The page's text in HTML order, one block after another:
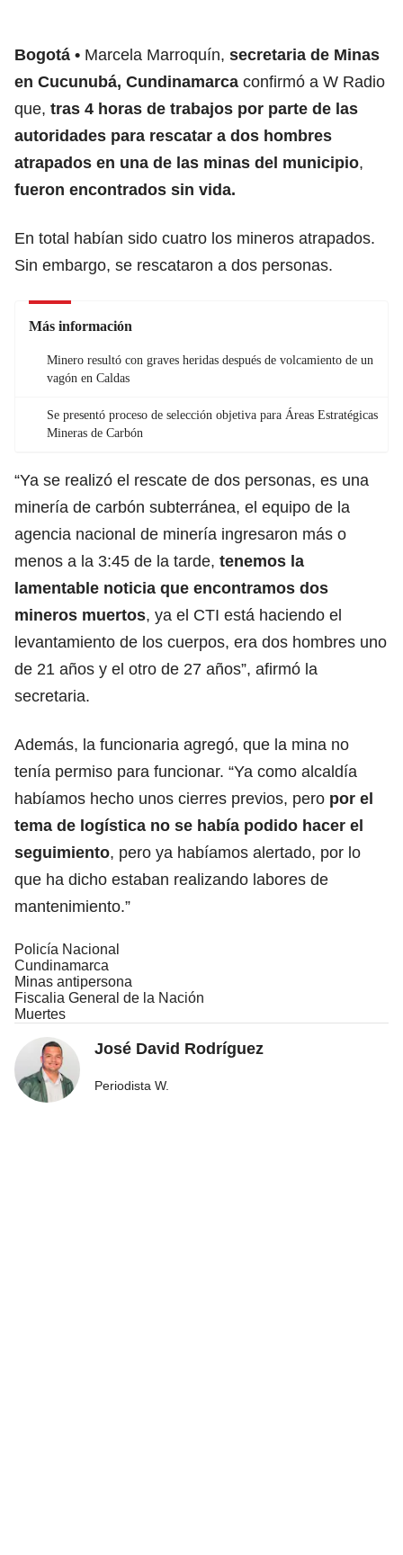
Bogotá Marcela Marroquín, secretaria de Minas
en Cucunubá, Cundinamarca confirmó a W Radio
que, tras 4 horas de trabajos por parte de las
autoridades para rescatar a dos hombres
atrapados en una de las minas del municipio,
fueron encontrados sin vida.
En total habían sido cuatro los mineros atrapados.
Sin embargo, se rescataron a dos personas.
Más información
Minero resultó con graves heridas después de volcamiento de un
vagón en Caldas
Se presentó proceso de selección objetiva para Áreas Estratégicas
Mineras de Carbón
“Ya se realizó el rescate de dos personas, es una
minería de carbón subterránea, el equipo de la
agencia nacional de minería ingresaron más o
menos a la 3:45 de la tarde, tenemos la
lamentable noticia que encontramos dos
mineros muertos, ya el CTI está haciendo el
levantamiento de los cuerpos, era dos hombres uno
de 21 años y el otro de 27 años”, afirmó la
secretaria.
Además, la funcionaria agregó, que la mina no
tenía permiso para funcionar. “Ya como alcaldía
habíamos hecho unos cierres previos, pero por el
tema de logística no se había podido hacer el
seguimiento, pero ya habíamos alertado, por lo
que ha dicho estaban realizando labores de
mantenimiento.”
Policía Nacional
Cundinamarca
Minas antipersona
Fiscalia General de la Nación
Muertes
José David Rodríguez
Periodista W.